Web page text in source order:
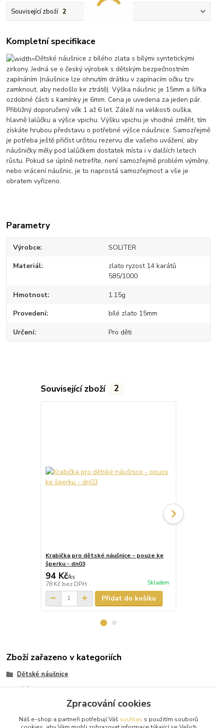
Související zboží 2
Kompletní specifikace
Dětské náušnice z bílého zlata s bílými syntetickými
zirkony. Jedná se o český výrobek s dětským bezpečnostním
zapínáním (náušnice lze ohnutím drátku v zapínacím očku tzv.
zamknout, aby nedošlo ke ztrátě). Výška náušnic je 15mm a šířka
ozdobné části s kamínky je 6mm. Cena je uvedena za jeden pár.
Přibližný doporučený věk 1 až 6 let. Záleží na velikosti ouška,
hlavně lalůčku a výšce vpichu. Výšku vpichu je vhodné změřit, tím
získáte hrubou představu o potřebné výšce náušnice. Samozřejmě
je potřeba ještě přičíst určitou rezervu dle vašeho uvážení, aby
náušničky měly pod lalůčkem dostatek místa i v dalších letech
růstu. Pokud se úplně netrefíte, není samozřejmě problém výměny,
nebo vrácení náušnic, je to naprostá samozřejmost a vše je
obratem vyřízeno.
Parametry
Výrobce SOLITER
Materiál
zlato ryzost 14 karátů
585/1000
Hmotnost 1.15g
Provedení bílé zlato 15mm
Určení Pro děti
Související zboží 2
Krabička pro dětské náušnice - pouze ke
šperku - dn03
94 Kč/ks
78 Kč bez DPH Skladem
Přidat do košíku
Zboží zařazeno v kategoriích
Dětské náušnice
Bílé zlato
Výška náušnice 15mm
Bílé kamínky
Zpracování cookies
Náš e-shop a partneři potřebují Váš souhlas s použitím souborů